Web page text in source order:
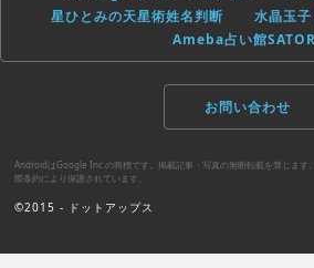
星ひとみの天星術姓名判断
水晶玉
Ameba占い館
お問い合わせ
AndroidはGoogle Inc.の商標です。掲載記事・写真の無断転載を禁じます
際条約により保護されています。
©2015 - ドットアップス